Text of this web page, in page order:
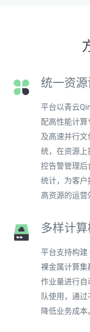
统一资
平台以青云
配高性能计
及高速并行
统，在资源上
控告警管理后
统计，为客户
高资源的运营
多样计
平台支持构建
裸金属计算集
作业量进行自
队使用，通过
降低业务成本